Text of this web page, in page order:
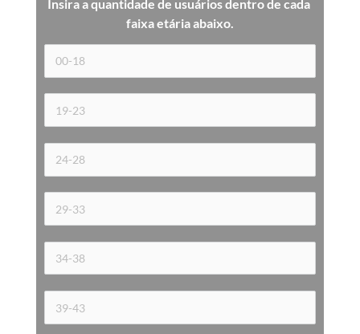
faixa etária abaixo.